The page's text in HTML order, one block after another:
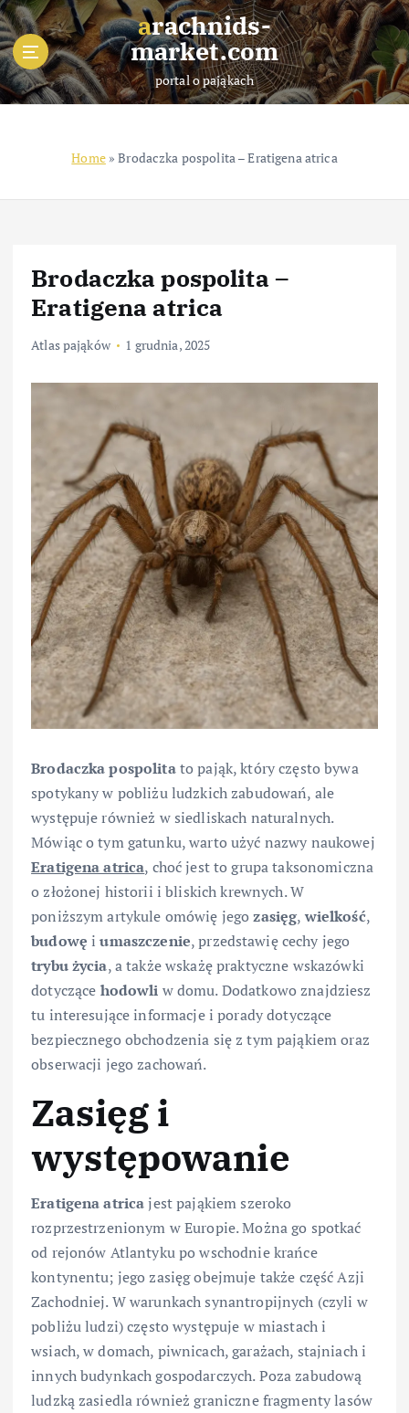
S
k
i
p
t
t
arachnids-
market.com
portal o pająkach
Home»Brodaczka pospolita – Eratigena atrica
Brodaczka pospolita –
Eratigena atrica
Atlas pająków 1 grudnia, 2025
Brodaczka pospolitato pająk, który często bywa
spotykany w pobliżu ludzkich zabudowań, ale
występuje również w siedliskach naturalnych.
Mówiąc o tym gatunku, warto użyć nazwy naukowej
Eratigena atrica, choć jest to grupa taksonomiczna
o złożonej historii i bliskich krewnych. W
poniższym artykule omówię jegozasięg,wielkość,
budowę iumaszczenie, przedstawię cechy jego
trybu życia, a także wskażę praktyczne wskazówki
dotyczące hodowli w domu. Dodatkowo znajdziesz
tu interesujące informacje i porady dotyczące
bezpiecznego obchodzenia się z tym pająkiem oraz
obserwacji jego zachowań.
Zasięg i
występowanie
Eratigena atricajest pająkiem szeroko
rozprzestrzenionym w Europie. Można go spotkać
od rejonów Atlantyku po wschodnie krańce
kontynentu; jego zasięg obejmuje także część Azji
Zachodniej. W warunkach synantropijnych (czyli w
pobliżu ludzi) często występuje w miastach i
wsiach, w domach, piwnicach, garażach, stajniach i
innych budynkach gospodarczych. Poza zabudową
ludzką zasiedla również graniczne fragmenty lasów